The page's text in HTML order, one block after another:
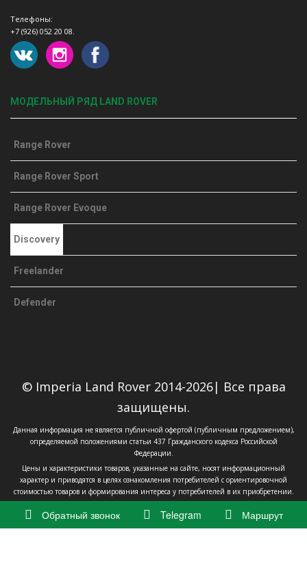
Телефоны:
+7 (926) 052 20 08.
МОДЕЛЬНЫЙ РЯД LAND ROVER
Range Rover
Range Rover Sport
Range Rover Evoque
Discovery
Freelander
Defender
© Imperia Land Rover 2014-2026| Все права
защищены.
Данная информация не является публичной офертой (публичным предложением),
определяемой положениями статьи 437 Гражданского кодекса Российской
Федерации.
Цены и характеристики товаров, указанные на сайте, носят информационный
характер и приводятся в целях ознакомления потребителей с ориентировочной
стоимостью товаров и формирования интереса у потребителей в их приобретении.
Обратный звонок Telegram Маршрут